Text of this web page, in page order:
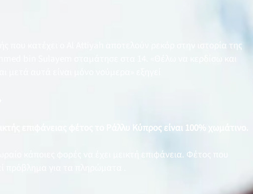
που κατέχει ο Al Attiyah αποτελούν ρεκόρ στην ιστορία της
επιφάνειας φέτος το Ράλλυ Κύπρος είναι 100% χωμάτινο.
κάποιες φορές να έχει μεικτή επιφάνεια. Φέτος που